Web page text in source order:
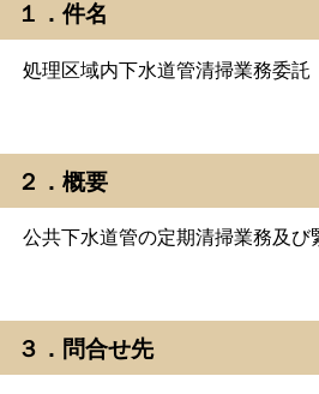
１．件名
処理区域内下水道管清掃業務委託
２．概要
公共下水道管の定期清掃業務及び
３．問合せ先